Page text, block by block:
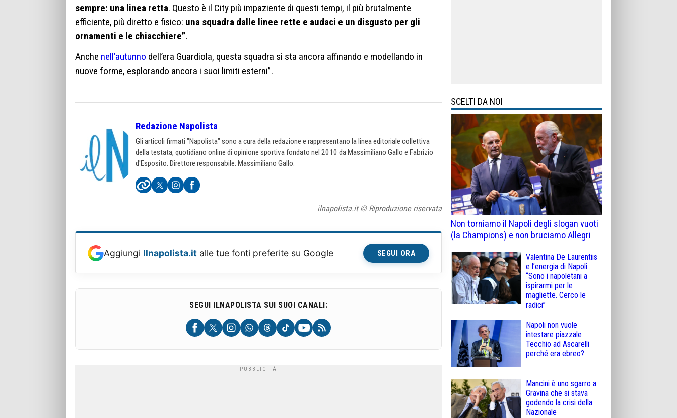
sempre: una linea retta. Questo è il City più impaziente di questi tempi, il più brutalmente
efficiente, più diretto e fisico: una squadra dalle linee rette e audaci e un disgusto per gli
ornamenti e le chiacchiere”.
Anche nell’autunno dell’era Guardiola, questa squadra si sta ancora affinando e modellando in
nuove forme, esplorando ancora i suoi limiti esterni”.
Redazione Napolista
Gli articoli firmati "Napolista" sono a cura della redazione e rappresentano la linea editoriale collettiva
della testata, quotidiano online di opinione sportiva fondato nel 2010 da Massimiliano Gallo e Fabrizio
d'Esposito. Direttore responsabile: Massimiliano Gallo.
ilnapolista.it © Riproduzione riservata
Aggiungi Ilnapolista.it alle tue fonti preferite su Google SEGUI ORA
SEGUI ILNAPOLISTA SUI SUOI CANALI:
SCELTI DA NOI
Non torniamo il Napoli degli slogan vuoti
(la Champions) e non bruciamo Allegri
Valentina De Laurentiis
e l’energia di Napoli:
“Sono i napoletani a
ispirarmi per le
magliette. Cerco le
radici”
Napoli non vuole
intestare piazzale
Tecchio ad Ascarelli
perché era ebreo?
Mancini è uno sgarro a
Gravina che si stava
godendo la crisi della
Nazionale